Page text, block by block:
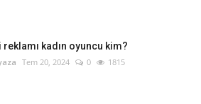
reklamı kadın oyuncu kim?
Tem 20, 2024 0 1815